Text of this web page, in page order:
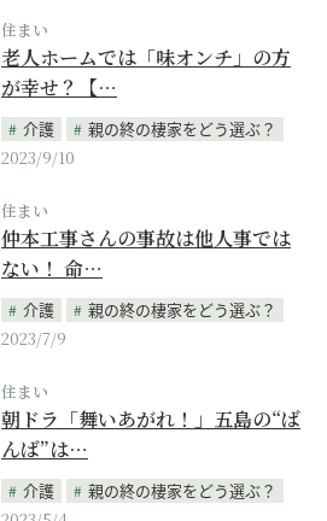
住まい
老人ホームでは「味オンチ」の方
が幸せ？【…
介護
親の終の棲家をどう選ぶ？
2023/9/10
住まい
仲本工事さんの事故は他人事では
ない！ 命…
介護
親の終の棲家をどう選ぶ？
2023/7/9
住まい
朝ドラ「舞いあがれ！」五島の“ば
んば”は…
介護
親の終の棲家をどう選ぶ？